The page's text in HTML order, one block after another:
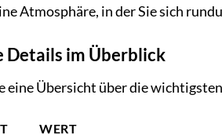
Atmosphäre, in der Sie sich
Details im Überblick
eine Übersicht über die
WERT